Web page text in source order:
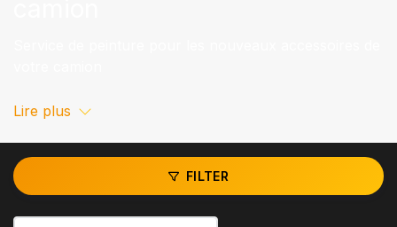
Lire plus
FILTER